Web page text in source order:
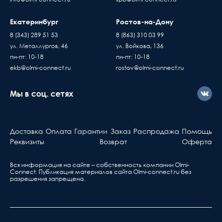
Если вы купили
оборудование у нас, но
по праву
проверяете и
без существующих
Берете ваш гарантийный
обращаетесь в
покупатель
Доставка товаров осуществляется ежедневно,
с Пн. по Пт. с 10:00 до 17:00 часов
Екатеринбург
8 (343) 289 51 53
ул. Металлургов, 46
пн-пт: 10-18
ekb@olmi-connect.ru
Ростов-на-Дону
8 (863) 310 03 99
ул. Войкова, 136
пн-пт: 10-18
rostov@olmi-connect.ru
Мы в соц. сетях
Доставка Оплата Гарантии Заказ Распродажа Помощь
Реквизиты
Возврат Оферта
Вся информация на сайте – собственность компании Olmi-
Сonnect. Публикация материалов сайта Olmi-connect.ru без
разрешения запрещена.